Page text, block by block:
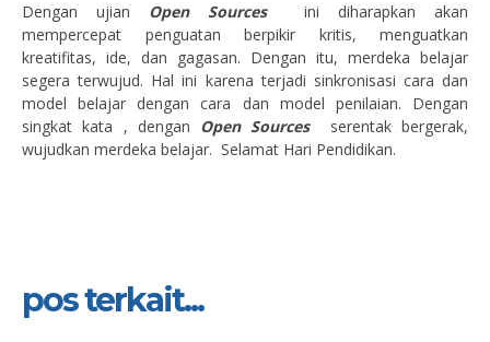
Dengan ujian Open Sourcesini diharapkan akan
mempercepat penguatan berpikir kritis, menguatkan
kreatifitas, ide, dan gagasan. Dengan itu, merdeka belajar
segera terwujud. Hal ini karena terjadi sinkronisasi cara dan
model belajar dengan cara dan model penilaian. Dengan
singkat kata , dengan Open Sourcesserentak bergerak,
wujudkan merdeka belajar. Selamat Hari Pendidikan.
pos terkait...